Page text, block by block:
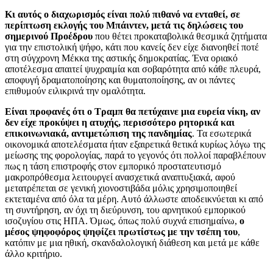
Κι αυτός ο διαχωρισμός είναι πολύ πιθανό να ενταθεί, σε
περίπτωση εκλογής του Μπάιντεν, μετά τις δηλώσεις του
σημερινού Προέδρου που θέτει προκαταβολικά θεσμικά ζητήματα
για την επιστολική ψήφο, κάτι που κανείς δεν είχε διανοηθεί ποτέ
στη σύγχρονη Μέκκα της αστικής δημοκρατίας. Ένα οριακό
αποτέλεσμα απαιτεί ψυχραιμία και σοβαρότητα από κάθε πλευρά,
αποφυγή δραματοποίησης και θυματοποίησης, αν οι πάντες
επιθυμούν ειλικρινά την ομαλότητα.
Είναι προφανές ότι ο Τραμπ θα πετύχαινε μια ευρεία νίκη, αν
δεν είχε προκύψει η ατυχής, περισσότερο ρητορικά και
επικοινωνιακά, αντιμετώπιση της πανδημίας. Τα εσωτερικά
οικονομικά αποτελέσματα ήταν εξαιρετικά θετικά κυρίως λόγω της
μείωσης της φορολογίας, παρά το γεγονός ότι πολλοί παραβλέπουν
πως η τάση επιστροφής στον εμπορικό προστατευτισμό
μακροπρόθεσμα λειτουργεί ανασχετικά αναπτυξιακά, αφού
μετατρέπεται σε γενική χιονοστιβάδα μόλις χρησιμοποιηθεί
εκτεταμένα από όλα τα μέρη. Αυτό άλλωστε αποδεικνύεται κι από
τη συντήρηση, αν όχι τη διεύρυνση, του αρνητικού εμπορικού
ισοζυγίου στις ΗΠΑ. Όμως, όπως πολύ συχνά επισημαίνω, ο
μέσος ψηφοφόρος ψηφίζει πρωτίστως με την τσέπη του,
κατόπιν με μια ηθική, σκανδαλολογική διάθεση και μετά με κάθε
άλλο κριτήριο.